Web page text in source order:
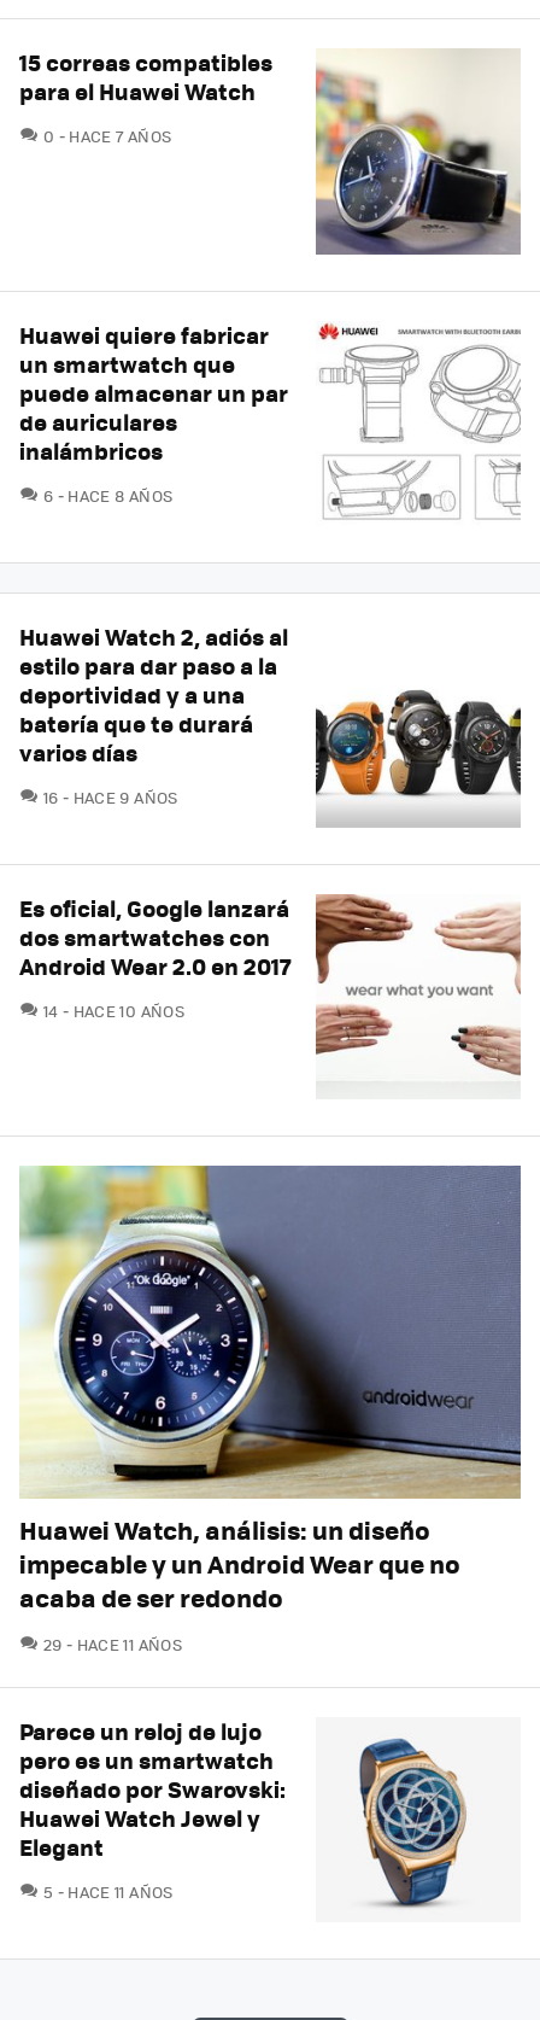
15 correas compatibles
para el Huawei Watch
0 COMENTARIOS
HACE 7 AÑOS
Huawei quiere fabricar
un smartwatch que
puede almacenar un par
de auriculares
inalámbricos
6 COMENTARIOS
HACE 8 AÑOS
Huawei Watch 2, adiós al
estilo para dar paso a la
deportividad y a una
batería que te durará
varios días
16 COMENTARIOS
HACE 9 AÑOS
Es oficial, Google lanzará
dos smartwatches con
Android Wear 2.0 en 2017
14 COMENTARIOS
HACE 10 AÑOS
Huawei Watch, análisis: un diseño
impecable y un Android Wear que no
acaba de ser redondo
29 COMENTARIOS
HACE 11 AÑOS
Parece un reloj de lujo
pero es un smartwatch
diseñado por Swarovski:
Huawei Watch Jewel y
Elegant
5 COMENTARIOS
HACE 11 AÑOS